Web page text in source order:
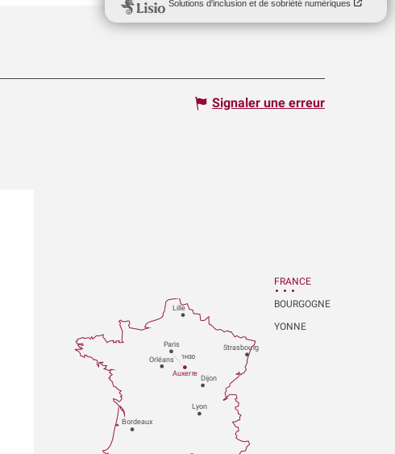
Signaler une erreur
Paris
Dijon
Orléans
Bordeaux
Lyon
Auxerre
Strasbourg
Lille
1H30
FRANCE
BOURGOGNE
YONNE